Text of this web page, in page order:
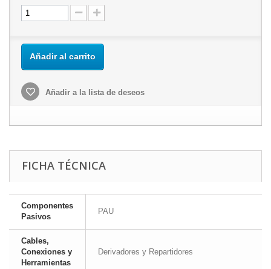
Añadir al carrito
Añadir a la lista de deseos
FICHA TÉCNICA
Componentes
Pasivos
PAU
Cables,
Conexiones y
Herramientas
Derivadores y Repartidores